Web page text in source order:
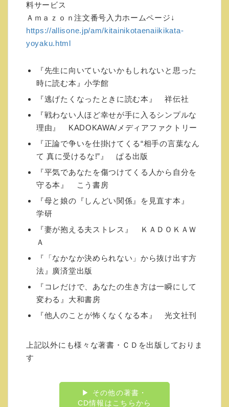
える「意識の世界」お話
基本的には月１回の不定期ですが、月に３回
は配信したいと思います。
月々税込８２５円（税抜７５０円）/ 初月無
料です。
具体的な実践法をお伝えします。
ご相談・ご感想・ご意見・ご要望等々をお待
ちしています。
紙面にて、お答えいたします。（内容によっ
ては、お答えできない場合
もありますので、そのときはご了承くださ
い。）
カウンセリングを受けるのはちょっとまだ、
セミナーを受けたいけれども遠方だから。
ＣＤや本では、いま一つ、個人的な問題の解
決方法がわからない。
個人的な問題のヒントがほしい。
こんな希望をお持ちの方、登録お待ちしてい
ます。
詳しくは↓をご覧ください。
https://www.mag2.com/m/0001684602.html
傷つくのが怖い、失敗するのが怖い、嫌われ
料サービス
Ａｍａｚｏｎ注文番号入力ホームページ↓
https://allisone.jp/am/kitainikotaenaiikikata-
yoyaku.html
『先生に向いていないかもしれないと思った
時に読む本』小学館
『逃げたくなったときに読む本』 祥伝社
『戦わない人ほど幸せが手に入るシンプルな
理由』 KADOKAWA/メディアファクトリー
『正論で争いを仕掛けてくる“相手の言葉なん
て 真に受けるな!”』 ぱる出版
『平気であなたを傷つけてくる人から自分を
守る本』 こう書房
『母と娘の『しんどい関係』を見直す本』
学研
『妻が抱える夫ストレス』 ＫＡＤＯＫＡＷ
Ａ
『「なかなか決められない」から抜け出す方
法』廣済堂出版
『コレだけで、あなたの生き方は一瞬にして
変わる』大和書房
『他人のことが怖くなくなる本』 光文社刊
上記以外にも様々な著書・ＣＤを出版しておりま
す
▶ その他の著書・
CD情報はこちらから